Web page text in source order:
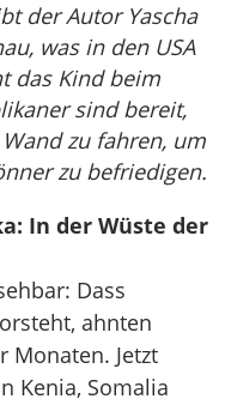
der Autor Yascha
was in den USA
das Kind beim
sind bereit,
zu fahren, um
zu befriedigen.
In der Wüste der
Dass
ahnten
Monaten. Jetzt
Kenia, Somalia